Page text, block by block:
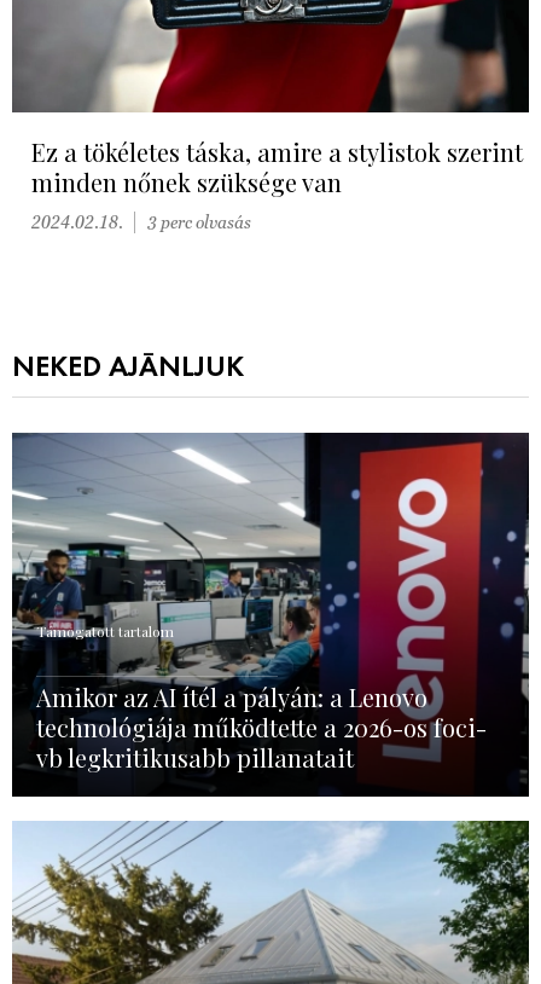
Ez a tökéletes táska, amire a stylistok szerint
minden nőnek szüksége van
2024.02.18. 3 perc olvasás
NEKED AJÁNLJUK
Támogatott tartalom
Amikor az AI ítél a pályán: a Lenovo
technológiája működtette a 2026-os foci-
vb legkritikusabb pillanatait